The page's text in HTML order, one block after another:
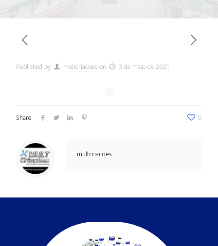
Published by multcriacoes on 3 de maio de 2021
Share 0
multcriacoes